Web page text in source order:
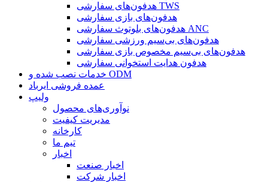
هدفون‌های سفارشی TWS
هدفون‌های بازی سفارشی
هدفون‌های بلوتوث سفارشی ANC
هدفون‌های بی‌سیم ورزشی سفارشی
هدفون‌های بی‌سیم مخصوص بازی سفارشی
هدفون هدایت استخوانی سفارشی
خدمات نصب شده و ODM
عمده فروشی ایرباد
ولیپ
نوآوری‌های محصول
مدیریت کیفیت
کارخانه
تیم ما
اخبار
اخبار صنعت
اخبار شرکت